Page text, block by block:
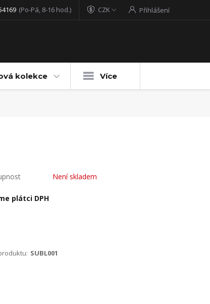
CZK Přihlášení
(Po-Pá, 8-16 hod.)
kolekce Více
Není skladem
plátci DPH
SUBL001